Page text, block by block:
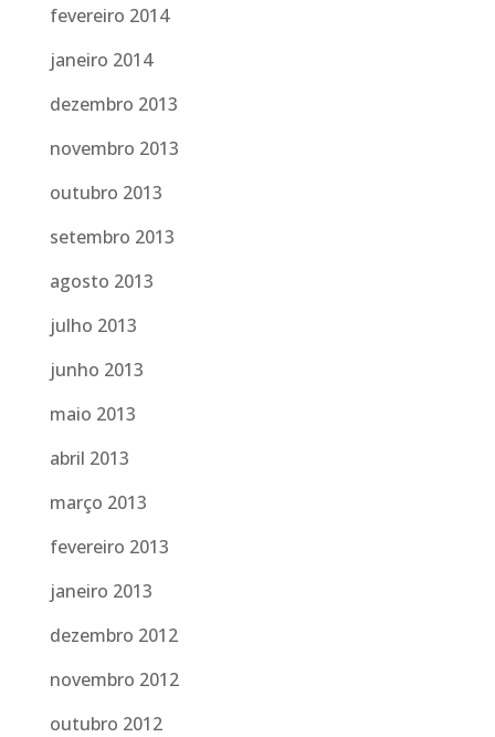
fevereiro 2014
janeiro 2014
dezembro 2013
novembro 2013
outubro 2013
setembro 2013
agosto 2013
julho 2013
junho 2013
maio 2013
abril 2013
março 2013
fevereiro 2013
janeiro 2013
dezembro 2012
novembro 2012
outubro 2012